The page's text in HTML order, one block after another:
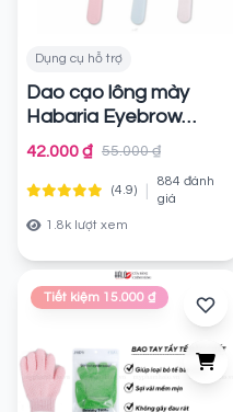
Dụng cụ hỗ trợ
Dao cạo lông mày
Habaria Eyebrow
Smart Trimmer
42.000 ₫ 55.000 ₫
(4.9)
884 đánh
giá
1.8k lượt xem
Tiết kiệm 15.000 ₫